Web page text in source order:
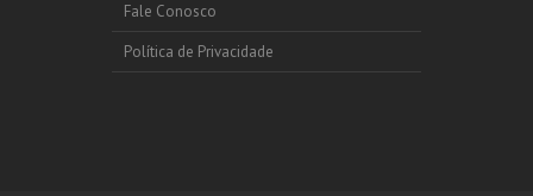
Fale Conosco
Política de Privacidade